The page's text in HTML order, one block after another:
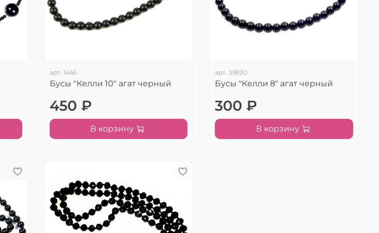
арт. 1466
Бусы "Келли 10" агат черный
450 ₽
В корзину
арт.39830
Бусы "Келли 8" агат черный
300 ₽
В корзину